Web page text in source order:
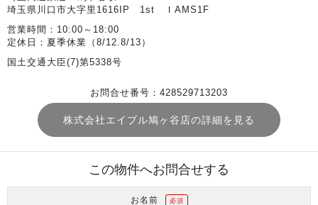
埼玉県川口市大字里1616IP 1st ＩAMS1F
営業時間：10:00～18:00
定休日：夏季休業（8/12.8/13）
国土交通大臣(7)第5338号
お問合せ番号：428529713203
株式会社エイブル鳩ヶ谷店の詳細を見る
この物件へお問合せする
お名前 必須